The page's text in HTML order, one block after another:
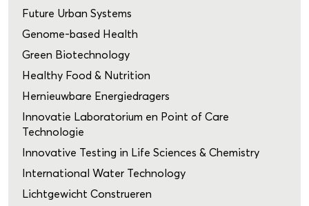
Future Urban Systems
Genome-based Health
Green Biotechnology
Healthy Food & Nutrition
Hernieuwbare Energiedragers
Innovatie Laboratorium en Point of Care
Technologie
Innovative Testing in Life Sciences & Chemistry
International Water Technology
Lichtgewicht Construeren